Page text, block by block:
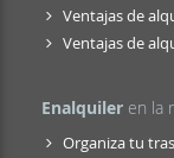
Ventajas de
Ventajas de
Enalquiler en la
Organiza tu